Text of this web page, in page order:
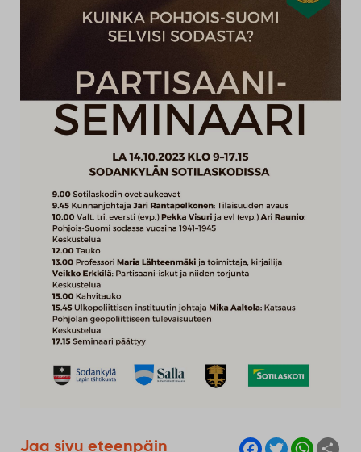
Jaa sivu eteenpäin
F
T
W